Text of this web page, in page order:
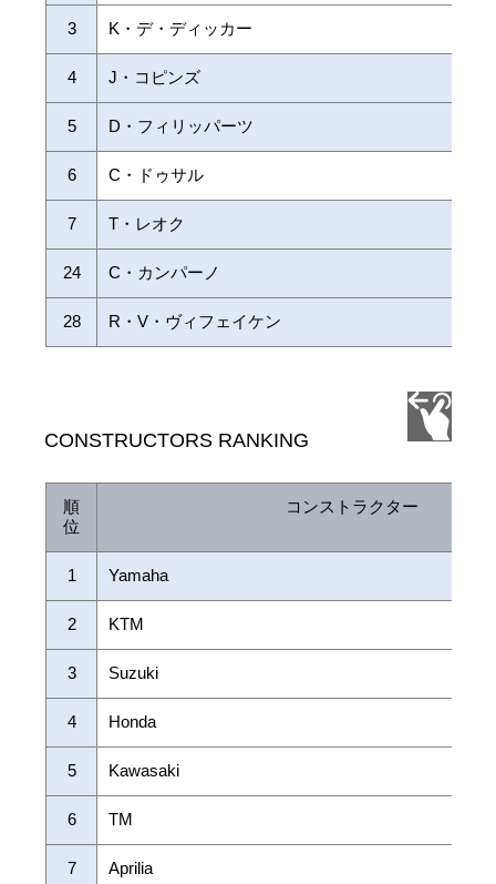
3 K・デ・ディッカー
4 J・コピンズ
5 D・フィリッパーツ
6 C・ドゥサル
7 T・レオク
24 C・カンパーノ
28 R・V・ヴィフェイケン
CONSTRUCTORS RANKING
順
位
コンストラクター
1 Yamaha
2 KTM
3 Suzuki
4 Honda
5 Kawasaki
6 TM
7 Aprilia